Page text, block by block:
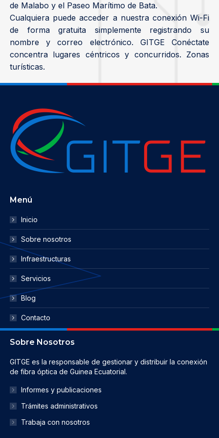
de Malabo y el Paseo Marítimo de Bata.
Cualquiera puede acceder a nuestra conexión Wi-Fi
de forma gratuita simplemente registrando su
nombre y correo electrónico. GITGE Conéctate
concentra lugares céntricos y concurridos. Zonas
turísticas.
Menú
Inicio
Sobre nosotros
Infraestructuras
Servicios
Blog
Contacto
Sobre Nosotros
GITGE es la responsable de gestionar y distribuir la conexión
de fibra óptica de Guinea Ecuatorial.
Informes y publicaciones
Trámites administrativos
Trabaja con nosotros